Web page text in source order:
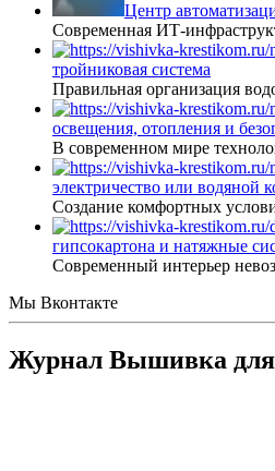
Центр
Современная ИТ-
тройниковая система
Правильная организация
освещения, отопления и
В современном мире
электричество или водяной
Создание комфортных
гипсокартона и натяжные
Современный интерьер
Мы Вконтакте
Журнал Вышивка